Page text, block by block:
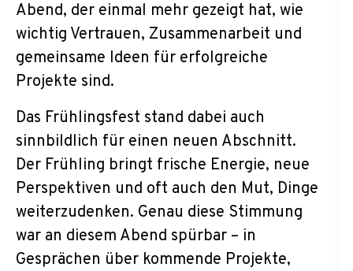
Abend, der einmal mehr gezeigt hat, wie
wichtig Vertrauen, Zusammenarbeit und
gemeinsame Ideen für erfolgreiche
Projekte sind.
Das Frühlingsfest stand dabei auch
sinnbildlich für einen neuen Abschnitt.
Der Frühling bringt frische Energie, neue
Perspektiven und oft auch den Mut, Dinge
weiterzudenken. Genau diese Stimmung
war an diesem Abend spürbar – in
Gesprächen über kommende Projekte,